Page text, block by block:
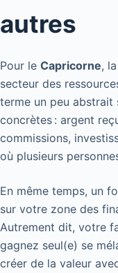
autres
Pour le Capricorne,
secteur des
terme un peu abstrait
concrètes : argent
commissions,
où plusieurs
En même temps, un
sur votre zone des
Autrement dit, votre
gagnez seul(e) se
créer de la valeur